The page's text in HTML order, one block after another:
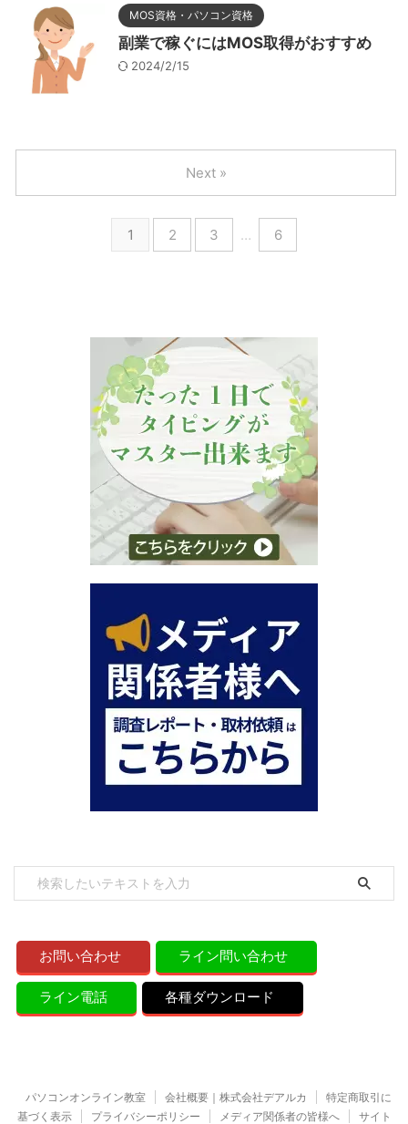
MOS資格・パソコン資格
副業で稼ぐにはMOS取得がおすすめ
2024/2/15
1 2 3 … 6
Next »
お問い合わせ ライン問い合わせ
ライン電話 各種ダウンロード
パソコンオンライン教室 会社概要｜株式会社デアルカ
特定商取引に
基づく表示
プライバシーポリシー メディア関係者の皆様へ サイト